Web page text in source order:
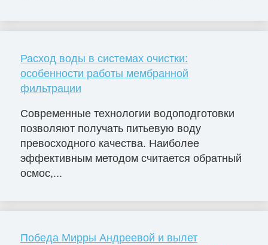
Расход воды в системах очистки:
особенности работы мембранной
фильтрации
Современные технологии водоподготовки
позволяют получать питьевую воду
превосходного качества. Наиболее
эффективным методом считается обратный
осмос,...
Победа Мирры Андреевой и вылет